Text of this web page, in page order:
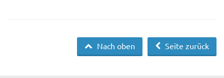
Seite zurück
Nach oben